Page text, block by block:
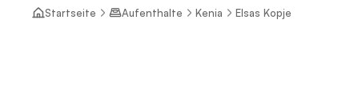
Startseite Aufenthalte Kenia Elsas Kopje